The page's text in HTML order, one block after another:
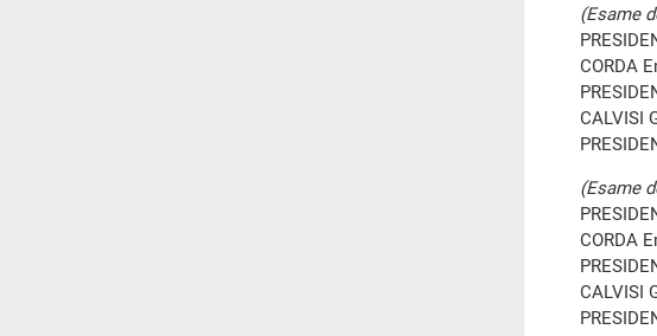
(Esame
CORDA
CALVISI
(Esame
CORDA
CALVISI